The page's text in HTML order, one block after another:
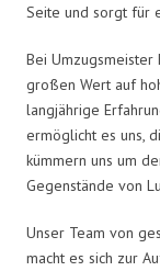
Seite und sorgt für
Bei
großen Wert auf
langjährige
ermöglicht es uns,
kümmern uns um
Gegenstände von
Unser Team von
macht es sich zur